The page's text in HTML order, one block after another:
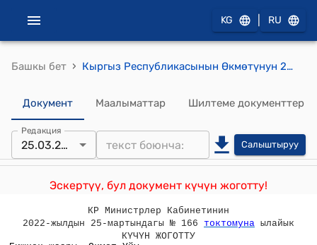
KG RU
Башкы бет › Кыргыз Республикасынын Өкмөтүнун 2008-жылдын 21-октябрындагы № 591 "Кыргыз Республикасынын мамлекеттик тили жөнүндө" Кыргыз Республикасынын Мыйзамына толуктоолорду киргизүү тууралуу" Кыргыз Республикасынын Мыйзам долбооруна корутунду жөнүндө"токтому
Документ Маалыматтар Шилтеме документтер
Редакция
25.03.2022 Салыштыруу
Эскертүү, бул документ күчүн жоготту!